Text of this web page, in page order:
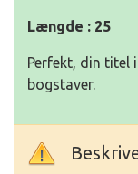
Længde : 25
Perfekt, din titel
bogstaver.